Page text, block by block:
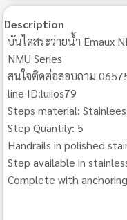
Description
บันไดสระว่ายน้ำ Emaux
NMU Series
สนใจติดต่อสอบถาม
line ID:luiios79
Steps material:
Step Quantily: 5
Handrails in polished
Step available in
Complete with